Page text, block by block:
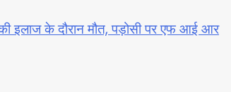
इलाज के दौरान मौत, पड़ोसी पर एफ आई आर